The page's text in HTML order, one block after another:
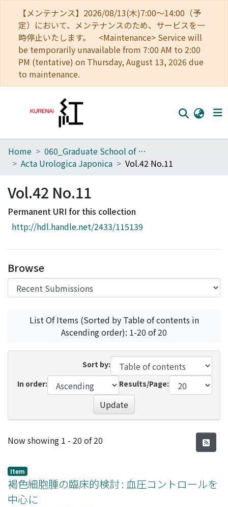
【メンテナンス】2026/08/13(木)7:00～14:00（予
定）において、メンテナンスのため、サービスを一
時停止いたします。 <Maintenance> Service will
be temporarily unavailable from 7:00 AM to 2:00
PM (tentative) on Thursday, August 13, 2026 due
to maintenance.
Home
Browse
Download Ranking
Access Statistics
Home
060_Graduate School of Medicine
Acta Urologica Japonica
Vol.42 No.11
Vol.42 No.11
Permanent URI for this collection
http://hdl.handle.net/2433/115139
Browse
List Of Items (Sorted by Table of contents in
Ascending order): 1-20 of 20
Sort by:
In order:
Results/Page:
Update
Recent Submissions
Now showing 1 - 20 of 20
Item
褐色細胞腫の臨床的検討 : 血圧コントロールを
中心に